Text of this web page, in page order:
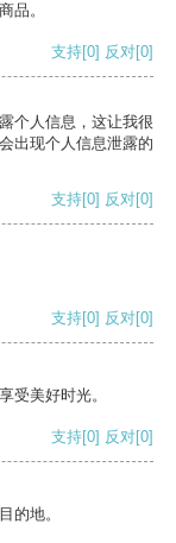
品。
支持[0] 反对[0]
个人信息，这让我很
出现个人信息泄露的
支持[0] 反对[0]
支持[0] 反对[0]
受美好时光。
支持[0] 反对[0]
的地。